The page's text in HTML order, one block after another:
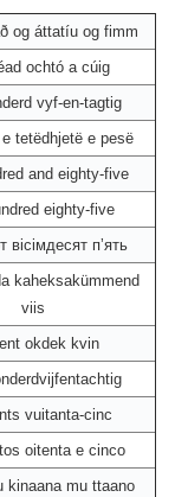
og áttatíu og fimm
ochtó a cúig
vyf-en-tagtig
tetëdhjetë e pesë
and eighty-five
eighty-five
вісімдесят пʼять
kaheksakümmend
viis
okdek kvin
vuitanta-cinc
oitenta e cinco
kinaana mu ttaano